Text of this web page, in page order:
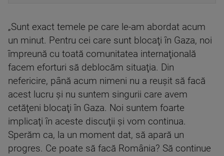
„Sunt exact temele pe care le-am abordat acum
un minut. Pentru cei care sunt blocaţi în Gaza, noi
împreună cu toată comunitatea internaţională
facem eforturi să deblocăm situaţia. Din
nefericire, până acum nimeni nu a reuşit să facă
acest lucru şi nu suntem singurii care avem
cetăţeni blocaţi în Gaza. Noi suntem foarte
implicaţi în aceste discuţii şi vom continua.
Sperăm ca, la un moment dat, să apară un
progres. Ce poate să facă România? Să continue